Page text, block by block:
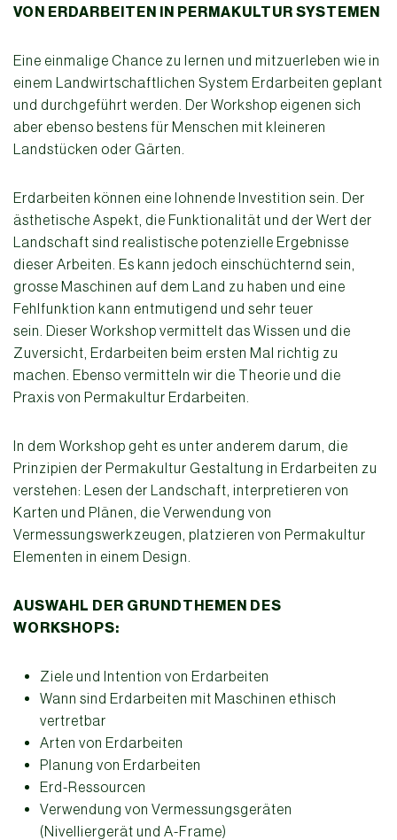
VON ERDARBEITEN IN PERMAKULTUR SYSTEMEN
Eine einmalige Chance zu lernen und mitzuerleben wie in
einem Landwirtschaftlichen System Erdarbeiten geplant
und durchgeführt werden. Der Workshop eigenen sich
aber ebenso bestens für Menschen mit kleineren
Landstücken oder Gärten.
Erdarbeiten können eine lohnende Investition sein. Der
ästhetische Aspekt, die Funktionalität und der Wert der
Landschaft sind realistische potenzielle Ergebnisse
dieser Arbeiten. Es kann jedoch einschüchternd sein,
grosse Maschinen auf dem Land zu haben und eine
Fehlfunktion kann entmutigend und sehr teuer
sein. Dieser Workshop vermittelt das Wissen und die
Zuversicht, Erdarbeiten beim ersten Mal richtig zu
machen. Ebenso vermitteln wir die Theorie und die
Praxis von Permakultur Erdarbeiten.
In dem Workshop geht es unter anderem darum, die
Prinzipien der Permakultur Gestaltung in Erdarbeiten zu
verstehen: Lesen der Landschaft, interpretieren von
Karten und Plänen, die Verwendung von
Vermessungswerkzeugen, platzieren von Permakultur
Elementen in einem Design.
AUSWAHL DER GRUNDTHEMEN DES
WORKSHOPS:
Ziele und Intention von Erdarbeiten
Wann sind Erdarbeiten mit Maschinen ethisch
vertretbar
Arten von Erdarbeiten
Planung von Erdarbeiten
Erd-Ressourcen
Verwendung von Vermessungsgeräten
(Nivelliergerät und A-Frame)